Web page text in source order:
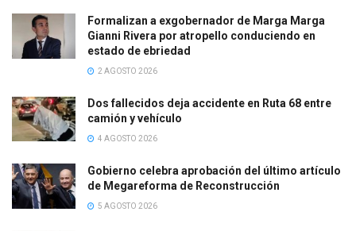
Formalizan a exgobernador de Marga Marga
Gianni Rivera por atropello conduciendo en
estado de ebriedad
2 AGOSTO 2026
Dos fallecidos deja accidente en Ruta 68 entre
camión y vehículo
4 AGOSTO 2026
Gobierno celebra aprobación del último artículo
de Megareforma de Reconstrucción
5 AGOSTO 2026